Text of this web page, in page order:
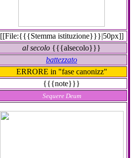
[[File:{{{Stemma istituzione}}}|50px]]
al secolo {{{alsecolo}}}
battezzato
ERRORE in "fase canonizz"
{{{note}}}
Sequere Deum